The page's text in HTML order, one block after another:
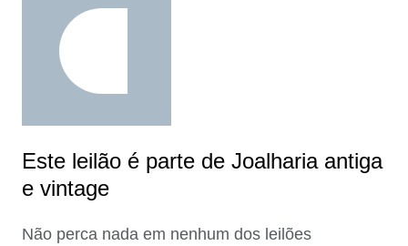
Este leilão é parte de Joalharia antiga
e vintage
Não perca nada em nenhum dos leilões